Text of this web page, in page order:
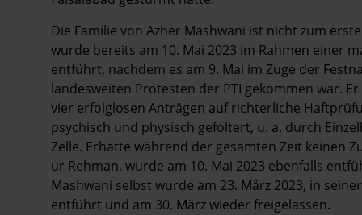
Die Familie von Azher Mashwani ist nicht zum
wurde bereits am 10. Mai 2023 im Rahmen einer
entführt, nachdem es am 9. Mai im Zuge der
landesweiten Protesten der PTI gekommen war.
vier erfolglosen Anträgen auf richterliche
psychisch und physisch gefoltert, u. a. durch
Zelle. Erhatte während der gesamten Zeit keinen
ur Rehman, wurde am 10. Mai 2023 ebenfalls
Mashwani selbst wurde am 23. März 2023, in
entführt und am 30. März wieder freigelassen.